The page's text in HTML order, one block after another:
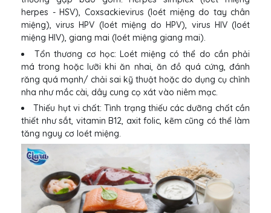
herpes - HSV), Coxsackievirus (loét miệng do tay chân
miệng), virus HPV (loét miệng do HPV), virus HIV (loét
miệng HIV), giang mai (loét miệng giang mai).
Tổn thương cơ học: Loét miệng có thể do cắn phải
má trong hoặc lưỡi khi ăn nhai, ăn đồ quá cứng, đánh
răng quá mạnh/ chải sai kỹ thuật hoặc do dụng cụ chỉnh
nha như mắc cài, dây cung cọ xát vào niêm mạc.
Thiếu hụt vi chất: Tình trạng thiếu các dưỡng chất cần
thiết như sắt, vitamin B12, axit folic, kẽm cũng có thể làm
tăng nguy cơ loét miệng.